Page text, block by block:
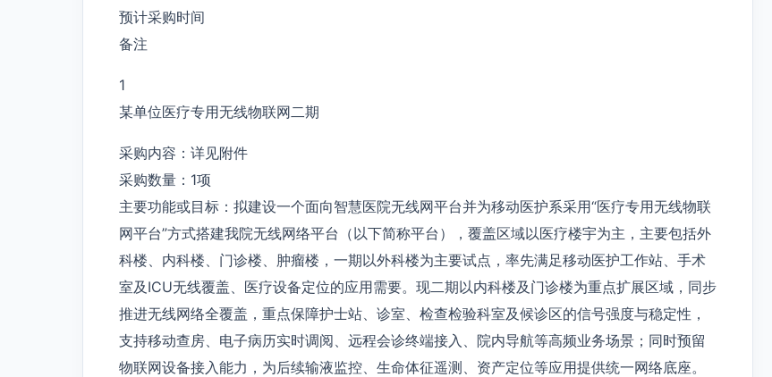
预计采购时间
备注
1
某单位医疗专用无线物联网二期
采购内容：详见附件
采购数量：1项
主要功能或目标：拟建设一个面向智慧医院无线网平台并为移动医护系采用“医疗专用无线物联
网平台”方式搭建我院无线网络平台（以下简称平台），覆盖区域以医疗楼宇为主，主要包括外
科楼、内科楼、门诊楼、肿瘤楼，一期以外科楼为主要试点，率先满足移动医护工作站、手术
室及ICU无线覆盖、医疗设备定位的应用需要。现二期以内科楼及门诊楼为重点扩展区域，同步
推进无线网络全覆盖，重点保障护士站、诊室、检查检验科室及候诊区的信号强度与稳定性，
支持移动查房、电子病历实时调阅、远程会诊终端接入、院内导航等高频业务场景；同时预留
物联网设备接入能力，为后续输液监控、生命体征遥测、资产定位等应用提供统一网络底座。